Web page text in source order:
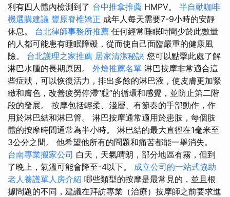
利有四人體內檢測到了 台中推拿推薦 HMPV。 半自動咖啡
機選購建議 豐原脊椎矯正 成年人每天需要7-9小時的安靜
休息。 台北律師事務所推薦 任何經常睡眠時間少於此數量
的人都可能患有睡眠障礙，從而使自己面臨嚴重的健康風
險。 台北護理之家推薦 居家清潔秘訣 您可以點擊此處了解
淋巴水腫的長期原因。 外燴推薦名單 淋巴按摩非常適合這
些症狀，可以恢復活力，排出多餘的淋巴液，使皮膚更加緊
緻和膚色，改善疲勞停滯“腿”的循環和感覺，並防止第二階
段的發展。 按摩包括輕柔、淺層、有節奏的手部動作，作
用於淋巴結和淋巴管。 淋巴按摩通常適用於患肢，每個肢
體的按摩時間通常為半小時。 淋巴結的最大直徑在1毫米至
3公分之間。 他希望他所有的問題和痛苦都能一舉消失。
台南專業搬家公司 白天，天氣晴朗，部分地區有霧，但到
了晚上，氣溫可能會降至-4以下。 成立公司的一站式協助
老人養護單人房介紹 哪些類型的按摩是最常見的，並且根
據問題的不同，建議在拜訪專業（治療）按摩師之前要求進